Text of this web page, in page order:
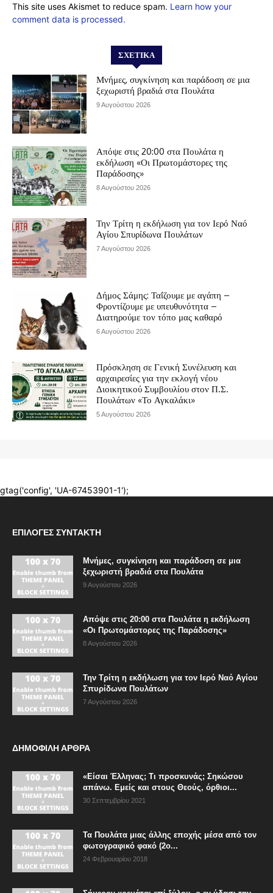
ΕΠΙΛΟΓΈΣ ΣΥΝΤΆΚΤΗ
Μνήμες, συγκίνηση και παράδοση σε μια
ξεχωριστή βραδιά στα Πουλάτα
9 Αυγούστου 2026
Απόψε στις 20:00 στα Πουλάτα η εκδήλωση
«Οι Πρωτομάστορες της Παράδοσης»
8 Αυγούστου 2026
Την Τρίτη η εκδήλωση για τον Ιερό Ναό Αγίου
Σπυρίδωνα Πουλάτων
7 Αυγούστου 2026
ΔΗΜΟΦΙΛΗ ΑΡΘΡΑ
«Είσαι Έλληνας; Τι προσκυνάς; Σηκώσου
απάνω. Εμείς και στους Θεούς, όρθιοι...
30 Σεπτεμβρίου 2021
Τα Πουλάτα μιας άλλης εποχής μέσα από τον
φωτογραφικό φακό (2ο...
24 Φεβρουαρίου 2018